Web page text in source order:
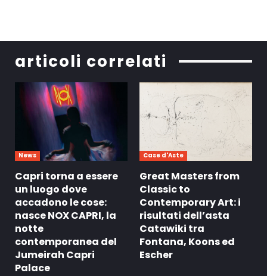
articoli correlati
News
Capri torna a essere
un luogo dove
accadono le cose:
nasce NOX CAPRI, la
notte
contemporanea del
Jumeirah Capri
Palace
Case d'Aste
Great Masters from
Classic to
Contemporary Art: i
risultati dell’asta
Catawiki tra
Fontana, Koons ed
Escher